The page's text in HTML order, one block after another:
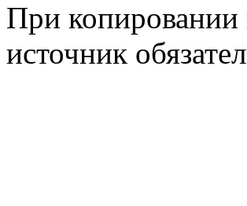
При копировании
источник